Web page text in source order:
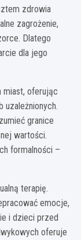
zdrowia
zagrożenie,
Dlatego
dla jego
miast, oferując
uzależnionych.
granice
wartości.
formalności –
terapię.
emocje,
i dzieci przed
oferuje